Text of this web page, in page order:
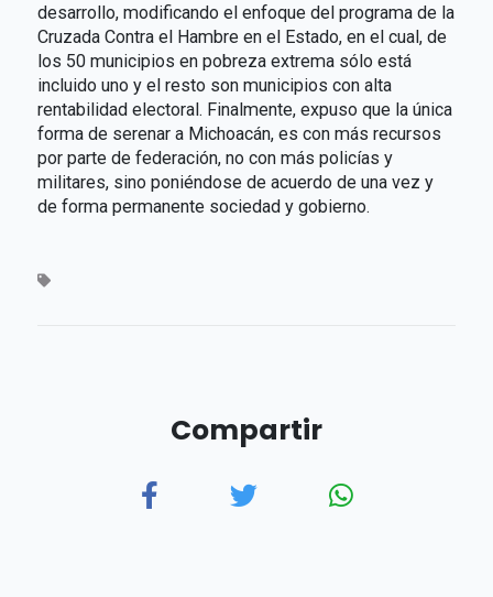
desarrollo, modificando el enfoque del programa de la
Cruzada Contra el Hambre en el Estado, en el cual, de
los 50 municipios en pobreza extrema sólo está
incluido uno y el resto son municipios con alta
rentabilidad electoral. Finalmente, expuso que la única
forma de serenar a Michoacán, es con más recursos
por parte de federación, no con más policías y
militares, sino poniéndose de acuerdo de una vez y
de forma permanente sociedad y gobierno.
Compartir